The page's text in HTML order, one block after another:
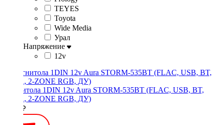
TEYES
Toyota
Wide Media
Урал
Напряжение
12v
Магнитола 1DIN 12v Aura STORM-535BT (FLAC, USB, BT,
3RCA, 2-ZONE RGB, ДУ)
4500 ₽